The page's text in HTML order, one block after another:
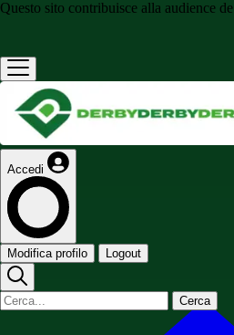
Questo sito contribuisce alla audience de
Accedi
Modifica profilo Logout
Cerca